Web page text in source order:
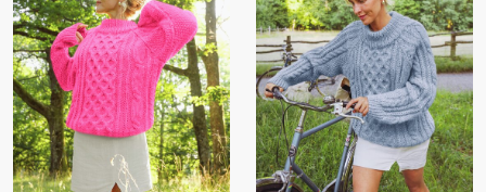
+
Fra: 1.127,00 per pakke
+
Fra: 1.127,00 per pakke